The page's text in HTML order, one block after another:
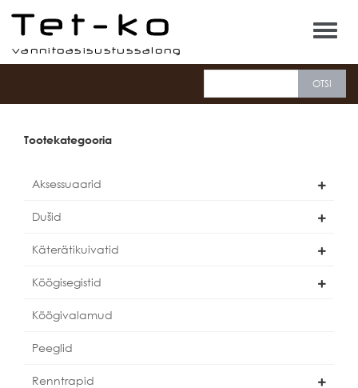
Tet-ko
Tootekategooria
Aksessuaarid
Dušid
Käterätikuivatid
Köögisegistid
Köögivalamud
Peeglid
Renntrapid